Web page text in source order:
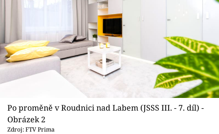
Po proměně v Roudnici nad Labem (JSSS III. - 7. díl) -
Obrázek 2
Zdroj: FTV Prima